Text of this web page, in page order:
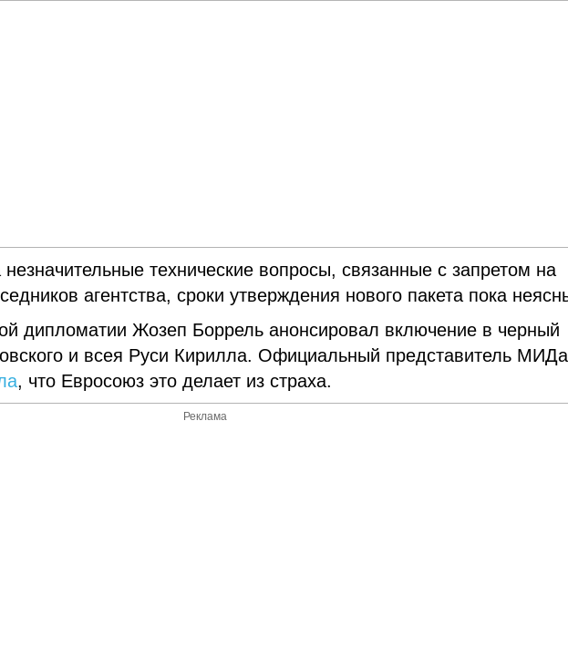
технические вопросы, связанные с запретом на
агентства, сроки утверждения нового пакета пока
дипломатии Жозеп Боррель анонсировал включение в черный
и всея Руси Кирилла. Официальный представитель
, что Евросоюз это делает из страха.
Реклама